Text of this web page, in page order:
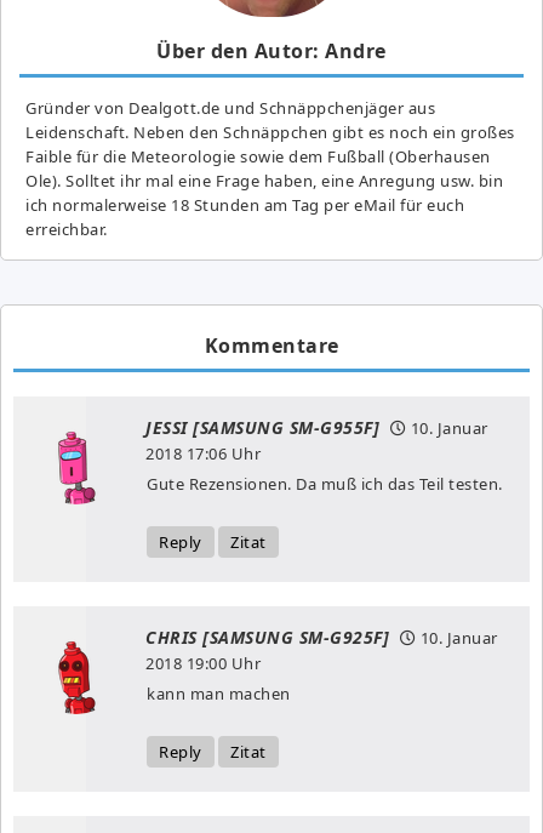
Über den Autor: Andre
Gründer von Dealgott.de und Schnäppchenjäger aus
Leidenschaft. Neben den Schnäppchen gibt es noch ein großes
Fai­ble für die Meteorologie sowie dem Fußball (Oberhausen
Ole). Solltet ihr mal eine Frage haben, eine Anregung usw. bin
ich normalerweise 18 Stunden am Tag per eMail für euch
erreichbar.
Kommentare
JESSI [SAMSUNG SM-G955F]
10. Januar
2018 17:06 Uhr
Gute Rezensionen. Da muß ich das Teil testen.
Reply Zitat
CHRIS [SAMSUNG SM-G925F]
10. Januar
2018 19:00 Uhr
kann man machen
Reply Zitat